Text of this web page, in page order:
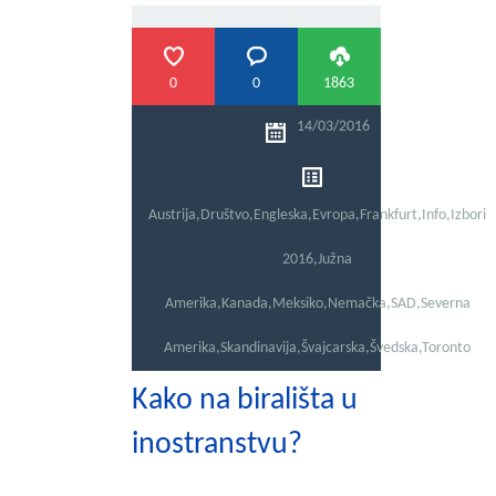
0 0 1863
14/03/2016
Austrija,Društvo,Engleska,Evropa,Frankfurt,Info,Izbori
2016,Južna
Amerika,Kanada,Meksiko,Nemačka,SAD,Severna
Amerika,Skandinavija,Švajcarska,Švedska,Toronto
Kako na birališta u
inostranstvu?